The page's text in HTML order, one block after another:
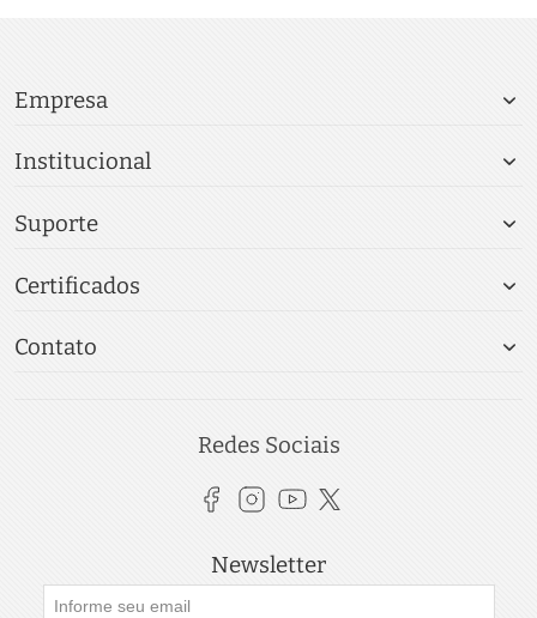
Empresa
Institucional
Suporte
Certificados
Contato
Redes Sociais
Newsletter